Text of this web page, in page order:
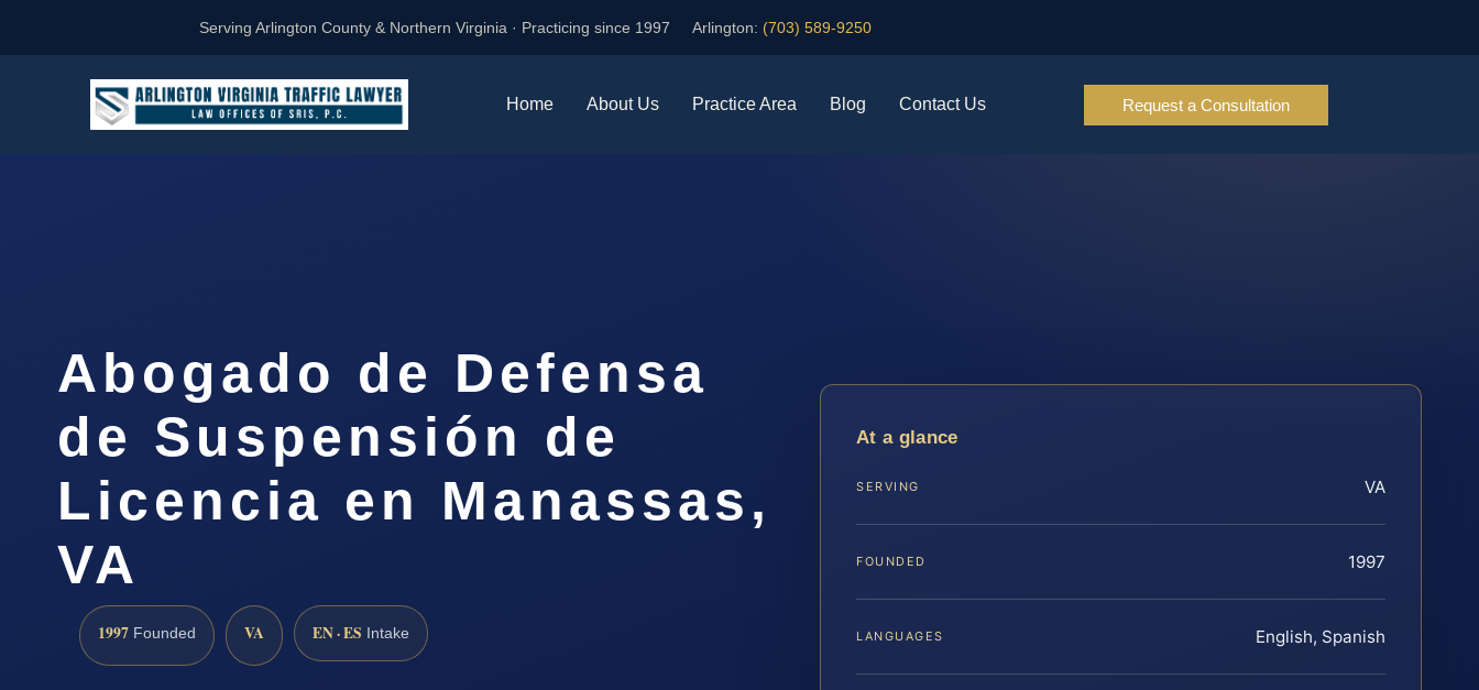
Serving Arlington County & Northern Virginia · Practicing since 1997 Arlington: (703) 589-9250
Home About Us Practice Area Blog Contact Us Request a Consultation
Abogado de Defensa
de Suspensión de
Licencia en Manassas,
VA
1997 Founded VA EN · ES Intake
At a glance
SERVING VA
FOUNDED 1997
LANGUAGES English, Spanish